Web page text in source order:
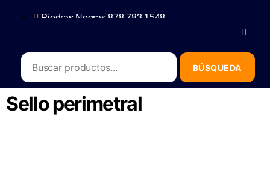
Piedras Negras 878 783 1548
Sello perimetral